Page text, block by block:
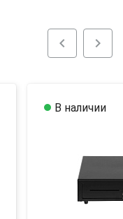
chevron_left chevron_right
В наличии